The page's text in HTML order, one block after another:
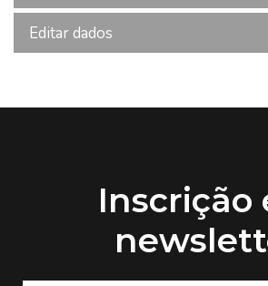
Editar dados
Inscrição